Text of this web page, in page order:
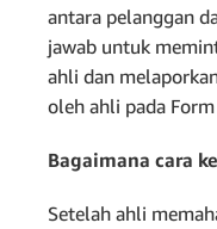
antara pelanggan
jawab untuk
ahli dan
oleh ahli pada
Bagaimana cara
Setelah ahli